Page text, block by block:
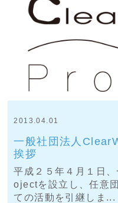
2013.04.01
一般社団法人
挨拶
平成２５年４月１日
ojectを設立し、任意
ての活動を引継しま...